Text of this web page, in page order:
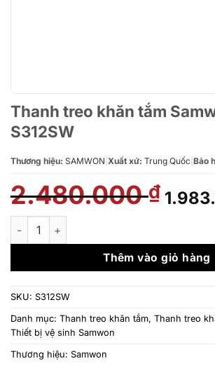
Thanh treo khăn tắm
S312SW
Thương hiệu: SAMWON Xuất xứ: Trung Quốc Bảo
2.480.000₫ Giá
gốc
Thanh treo khăn tắm Samwon S312SW số
Thêm vào giỏ hàng
SKU: S312SW
Danh mục: Thanh treo khăn tắm, Thanh treo
Thiết bị vệ sinh Samwon
Thương hiệu: Samwon